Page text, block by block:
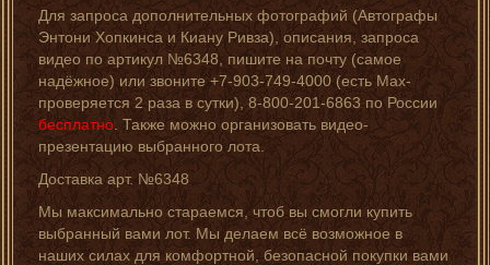
Для запроса дополнительных фотографий (Автографы
Энтони Хопкинса и Киану Ривза), описания, запроса
видео по артикул №6348, пишите на почту (самое
надёжное) или звоните +7-903-749-4000 (есть Мах-
проверяется 2 раза в сутки), 8-800-201-6863 по России
бесплатно. Также можно организовать видео-
презентацию выбранного лота.
Доставка арт. №6348
Мы максимально стараемся, чтоб вы смогли купить
выбранный вами лот. Мы делаем всё возможное в
наших силах для комфортной, безопасной покупки вами